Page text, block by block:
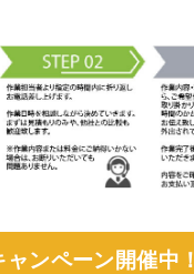
ンペーン開催中！